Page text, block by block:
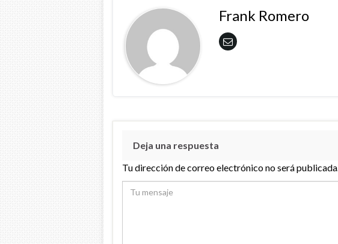
Frank Romero
Deja una respuesta
Tu dirección de correo electrónico no será publicada.